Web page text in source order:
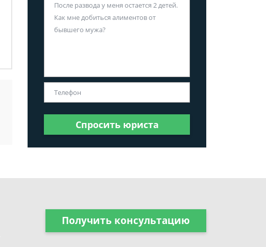
Спросить юриста
Получить консультацию